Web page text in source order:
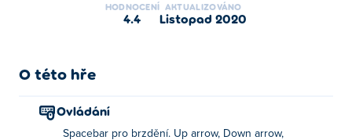
HODNOCENÍ
4.4
AKTUALIZOVÁNO
listopad 2020
O této hře
Ovládání
Spacebar pro brzdění. Up arrow, Down arrow,